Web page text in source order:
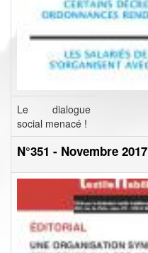
Le dialogue
social menacé !
N°351 - Novembre 2017